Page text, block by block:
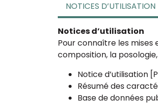
NOTICES D’UTILISATION
Notices d’utilisation
Pour connaître les mises
composition, la
Notice d’utilisation
Résumé des
Base de données